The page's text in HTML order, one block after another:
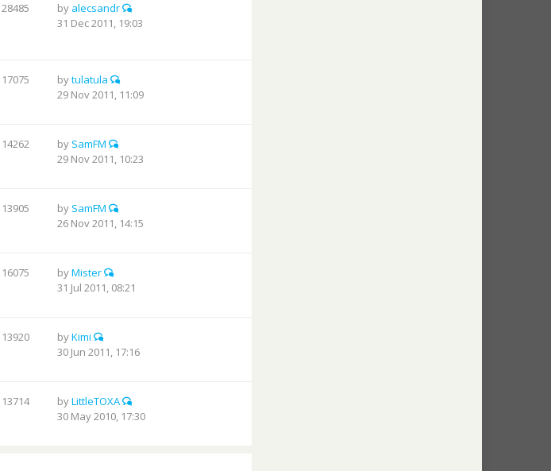
28485 by alecsandr
31 Dec 2011, 19:03
17075 bytulatula
29 Nov 2011, 11:09
14262 by SamFM
29 Nov 2011, 10:23
13905 by SamFM
26 Nov 2011, 14:15
16075 byMister
31 Jul 2011, 08:21
13920 byKimi
30 Jun 2011, 17:16
13714 byLittleTOXA
30 May 2010, 17:30